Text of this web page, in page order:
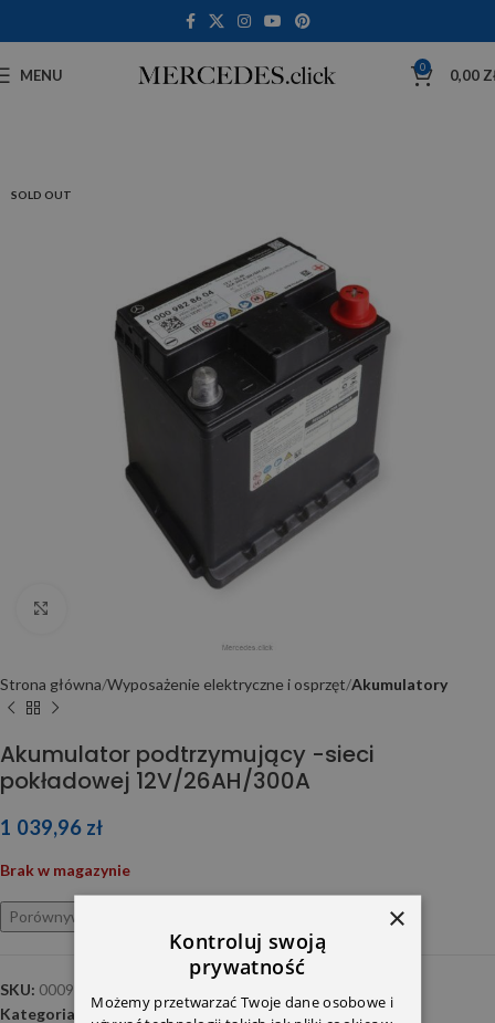
MENU 0 0,00
SOLD OUT
Strona główna Wyposażenie elektryczne i osprzęt Akumulatory
Akumulator podtrzymujący -sieci
pokładowej 12V/26AH/300A
1 039,96 zł
Brak w magazynie
Porównywarka
SKU: 0009828604
Kategoria:
Akumulatory
×
Kontroluj swoją
prywatność
Możemy przetwarzać Twoje dane osobowe i